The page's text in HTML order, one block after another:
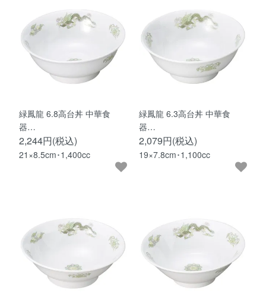
緑鳳龍 6.8高台丼 中華食
器…
2,244円(税込)
21×8.5cm･1,400cc
緑鳳龍 6.3高台丼 中華食
器…
2,079円(税込)
19×7.8cm･1,100cc